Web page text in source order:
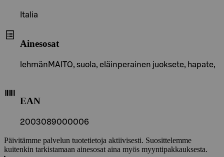
Italia
Ainesosat
lehmänMAITO, suola, eläinperainen juoksete, hapate,
EAN
2003089000006
Päivitämme palvelun tuotetietoja aktiivisesti. Suosittelemme
kuitenkin tarkistamaan ainesosat aina myös myyntipakkauksesta.